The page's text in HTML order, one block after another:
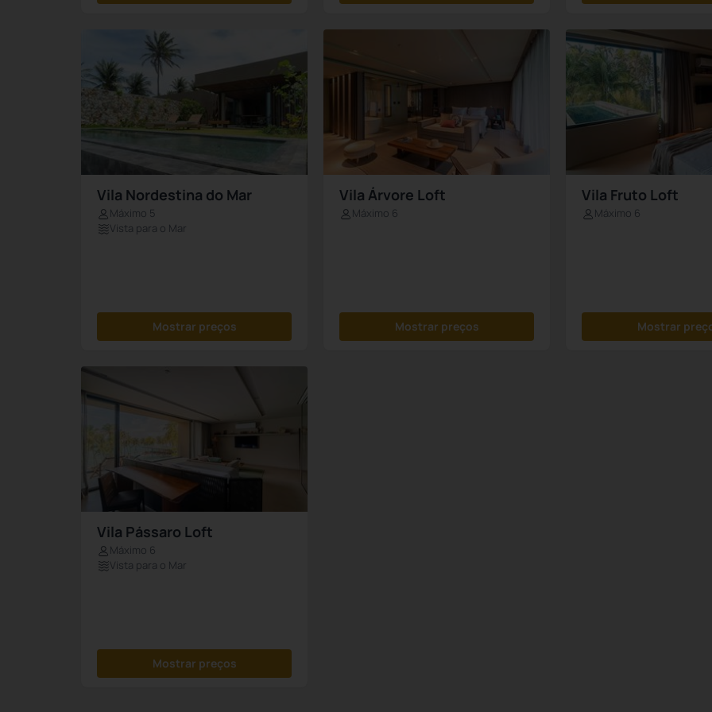
Vila Nordestina do Mar
Máximo 5
Vista para o Mar
Mostrar preços
Vila Árvore Loft
Máximo 6
Mostrar preços
Vila Fruto Loft
Máximo 6
Mostrar
Vila Pássaro Loft
Máximo 6
Vista para o Mar
Mostrar preços